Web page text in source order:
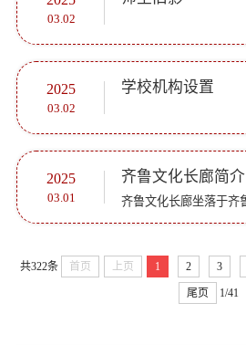
03.02
2025
03.02
学校机构设置
2025
03.01
齐鲁文化长廊简介
共322条 首页 上页 1 2 3
尾页 1/41